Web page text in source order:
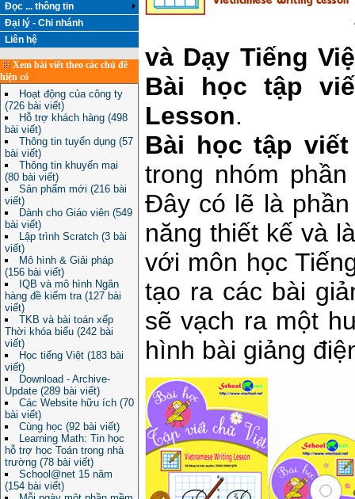
Đọc ... thông tin
Đại lý - Chi nhánh
Liên hệ
Xem bài viết theo các chủ đề
hiện có
Hoạt động của công ty
(726 bài viết)
Hỗ trợ khách hàng (498
bài viết)
Thông tin tuyển dụng (57
bài viết)
Thông tin khuyến mại
(80 bài viết)
Sản phẩm mới (216 bài
viết)
Dành cho Giáo viên (549
bài viết)
Lập trình Scratch (3 bài
viết)
Mô hình & Giải pháp
(156 bài viết)
IQB và mô hình Ngân
hàng đề kiểm tra (127 bài
viết)
TKB và bài toán xếp
Thời khóa biểu (242 bài
viết)
Học tiếng Việt (183 bài
viết)
Download - Archive-
Update (289 bài viết)
Các Website hữu ích (70
bài viết)
Cùng học (92 bài viết)
Learning Math: Tin học
hỗ trợ học Toán trong nhà
trường (78 bài viết)
School@net 15 năm
(154 bài viết)
và Dạy Tiếng
Bài học tập
Lesson.
Bài học tập
trong nhóm
Đây có lẽ là
năng thiết kế và
với môn học
tạo ra các bài
sẽ vạch ra một
hình bài giảng